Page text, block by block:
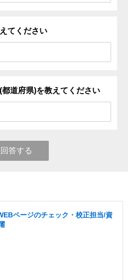
てください
道府県)を教えてください
回答する
ページのチェック・校正担当/資